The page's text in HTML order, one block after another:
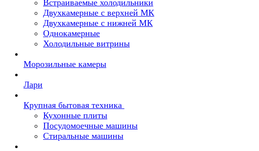
Встраиваемые холодильники
Двухкамерные с верхней МК
Двухкамерные с нижней МК
Однокамерные
Холодильные витрины
Морозильные камеры
Лари
Крупная бытовая техника
Кухонные плиты
Посудомоечные машины
Стиральные машины